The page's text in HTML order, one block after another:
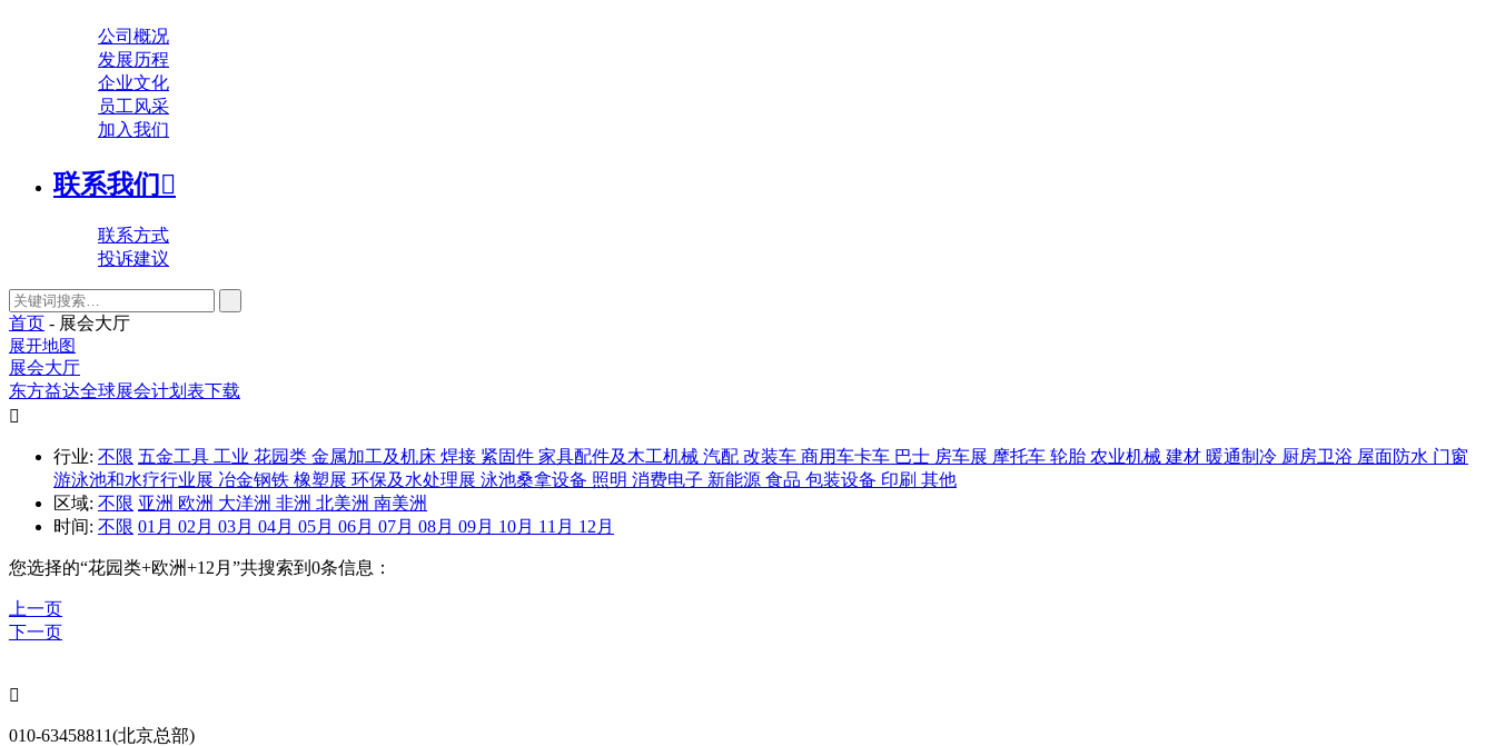
公司概况
发展历程
企业文化
员工风采
加入我们
联系我们 
联系方式
投诉建议
首页 - 展会大厅
展开地图
展会大厅
东方益达全球展会计划表下载

行业: 不限 五金工具 工业 花园类 金属加工及机床 焊接 紧固件 家具配件及木工机械 汽配 改装车 商用车卡车 巴士 房车展 摩托车 轮胎 农业机械 建材 暖通制冷 厨房卫浴 屋面防水 门窗
游泳池和水疗行业展 冶金钢铁 橡塑展 环保及水处理展 泳池桑拿设备 照明 消费电子 新能源 食品 包装设备 印刷 其他
区域: 不限 亚洲 欧洲 大洋洲 非洲 北美洲 南美洲
时间: 不限 01月 02月 03月 04月 05月 06月 07月 08月 09月 10月 11月 12月
您选择的“花园类+欧洲+12月 ”共搜索到0条信息：
上一页
下一页

010-63458811(北京总部)